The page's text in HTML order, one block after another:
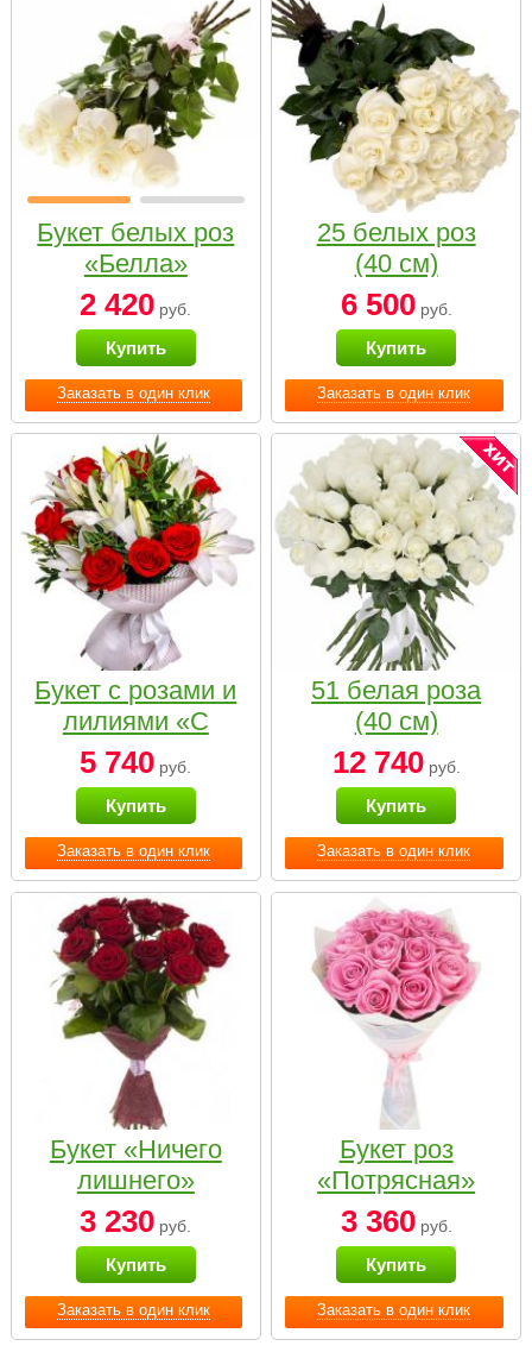
Заказать в один клик
Букет белых роз
«Белла»
2 420 руб.
Купить
Заказать в один клик
25 белых роз
(40 см)
6 500руб.
Купить
Заказать в один клик
Букет с розами и
лилиями «С
наилучшими
пожеланиями»
5 740 руб.
Купить
Заказать в один клик
51 белая роза
(40 см)
12 740руб.
Купить
Заказать в один клик
Букет «Ничего
лишнего»
3 230 руб.
Купить
Заказать в один клик
Букет роз
«Потрясная»
3 360руб.
Купить